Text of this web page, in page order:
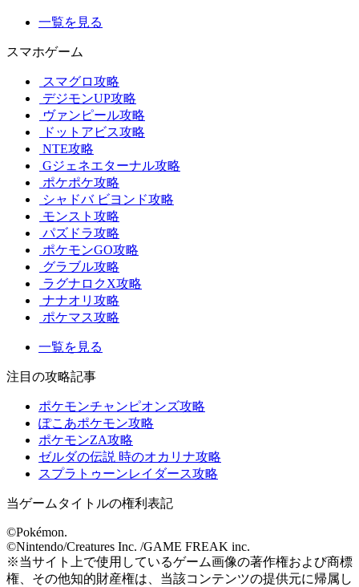
一覧を見る
スマホゲーム
スマグロ攻略
デジモンUP攻略
ヴァンピール攻略
ドットアビス攻略
NTE攻略
Gジェネエターナル攻略
ポケポケ攻略
シャドバ ビヨンド攻略
モンスト攻略
パズドラ攻略
ポケモンGO攻略
グラブル攻略
ラグナロクX攻略
ナナオリ攻略
ポケマス攻略
一覧を見る
注目の攻略記事
ポケモンチャンピオンズ攻略
ぽこあポケモン攻略
ポケモンZA攻略
ゼルダの伝説 時のオカリナ攻略
スプラトゥーンレイダース攻略
当ゲームタイトルの権利表記
©Pokémon.
©Nintendo/Creatures Inc. /GAME FREAK inc.
※当サイト上で使用しているゲーム画像の著作権および商標
権、その他知的財産権は、当該コンテンツの提供元に帰属し